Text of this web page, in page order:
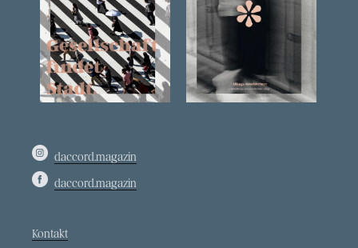
daccord.magazin
daccord.magazin
Kontakt